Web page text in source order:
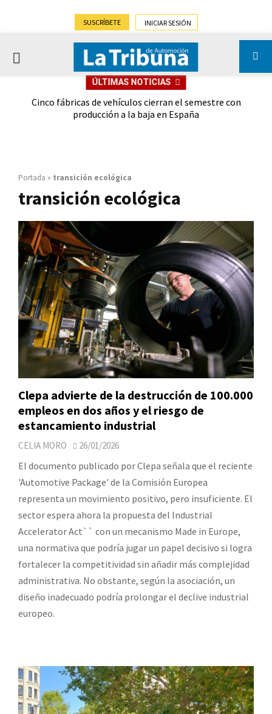
SUSCRÍBETE INICIAR SESIÓN
PRIMARY
ÚLTIMAS NOTICIAS
Cinco fábricas de vehículos cierran el semestre con
producción a la baja en España
Portada » transición ecológica
transición ecológica
Clepa advierte de la destrucción de 100.000
empleos en dos años y el riesgo de
estancamiento industrial
CELIA MORO 26/01/2026
El documento publicado por Clepa señala que el reciente
'Automotive Package' de la Comisión Europea
representa un movimiento positivo, pero insuficiente. El
sector espera ahora la propuesta del Industrial
Accelerator Act`` con un mecanismo Made in Europe,
una normativa que podría jugar un papel decisivo si logra
fortalecer la competitividad sin añadir más complejidad
administrativa. No obstante, según la asociación, un
diseño inadecuado podría prolongar el declive industrial
europeo.